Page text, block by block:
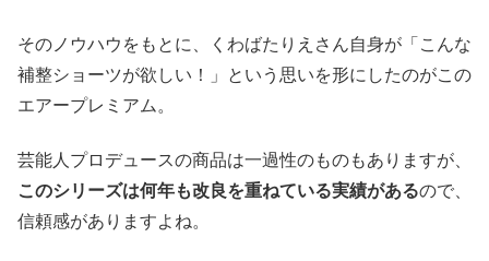
そのノウハウをもとに、くわばたりえさん自身が「こんな
補整ショーツが欲しい！」という思いを形にしたのがこの
エアープレミアム。
芸能人プロデュースの商品は一過性のものもありますが、
このシリーズは何年も改良を重ねている実績があるので、
信頼感がありますよね。